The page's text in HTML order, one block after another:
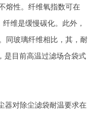
熔性。纤维氧指数可在
维是缓慢碳化。此外，
同玻璃纤维相比，其，耐
目前高温过滤场合袋式
器对除尘滤袋耐温要求在